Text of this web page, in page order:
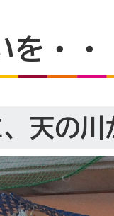
を・
天の